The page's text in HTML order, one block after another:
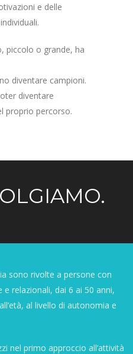
e delle
piccolo o grande, ha
diventare campioni.
diventare
proprio percorso.
sono rivolte a persone con
relazionali, dai 6 ai 50 anni,
al livello di autonomia e
nel primo approccio all’attività